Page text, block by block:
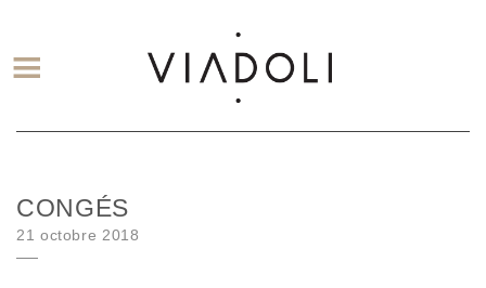
CONGÉS
Posted on
21 octobre 2018